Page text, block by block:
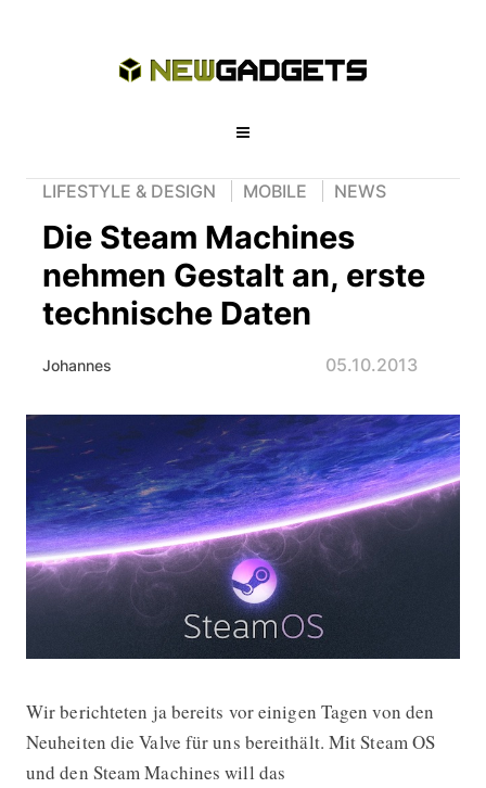
LIFESTYLE & DESIGN MOBILE NEWS
Die Steam Machines
nehmen Gestalt an, erste
technische Daten
Johannes 05.10.2013
Die Steam Machines nehmen
Wir berichteten ja bereits vor einigen Tagen von den
Neuheiten die Valve für uns bereithält. Mit Steam OS
und den Steam Machines will das